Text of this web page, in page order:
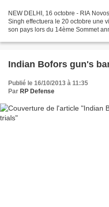
NEW DELHI, 16 octobre - RIA
Singh effectuera le 20 octobre une
son pays lors du 14ème Sommet
Indian Bofors gun's
Publié le 16/10/2013 à 11:35
Par RP Defense